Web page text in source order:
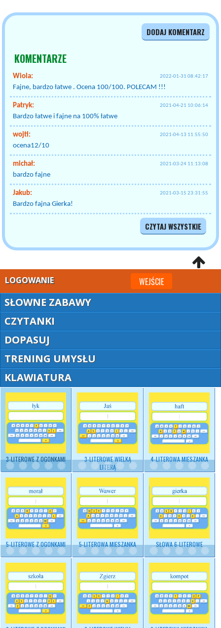
DODAJ KOMENTARZ
KOMENTARZE
Wiola: 2022-01-31 08:42:17
Fajne, bardzo łatwe . Ocena 100/100. POLECAM !!!
Patryk: 2021-04-21 10:06:14
Bardzo łatwe i fajne na 100% łatwe
wojti: 2021-04-13 11:55:50
ocena12/10
michał: 2021-03-24 11:13:08
bardzo fajne
Jakub: 2021-03-15 23:31:55
Bardzo fajna Gierka!
CZYTAJ WSZYSTKIE
LOGOWANIE WEJŚCIE
SŁOWNE ZABAWY
CZYTANKI
DOPASUJ
TRENING UMYSŁU
KLAWIATURA
3-LITEROWE Z OGONKAMI
3-LITEROWE WIELKĄ
LITERĄ
4-LITEROWA MIESZANKA
5-LITEROWE Z OGONKAMI 5-LITEROWA MIESZANKA SŁOWA 6-LITEROWE